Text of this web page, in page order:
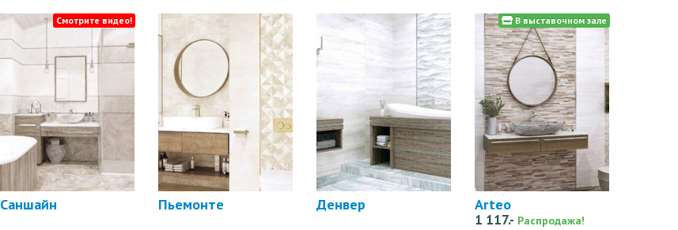
Саншайн
Смотрите видео!
Пьемонте Денвер Arteo
1 117.- Распродажа!
В выставочном зале